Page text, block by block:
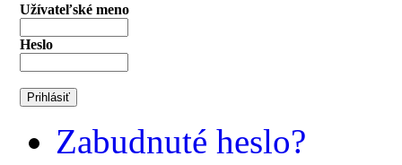
Užívateľské meno
Heslo
Zabudnuté heslo?